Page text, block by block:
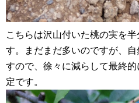
こちらは沢山付いた桃の実を
す。まだまだ多いのですが、
すので、徐々に減らして最終
定です。